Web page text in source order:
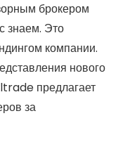
брокером
знаем. Это
компании.
нового
предлагает
за